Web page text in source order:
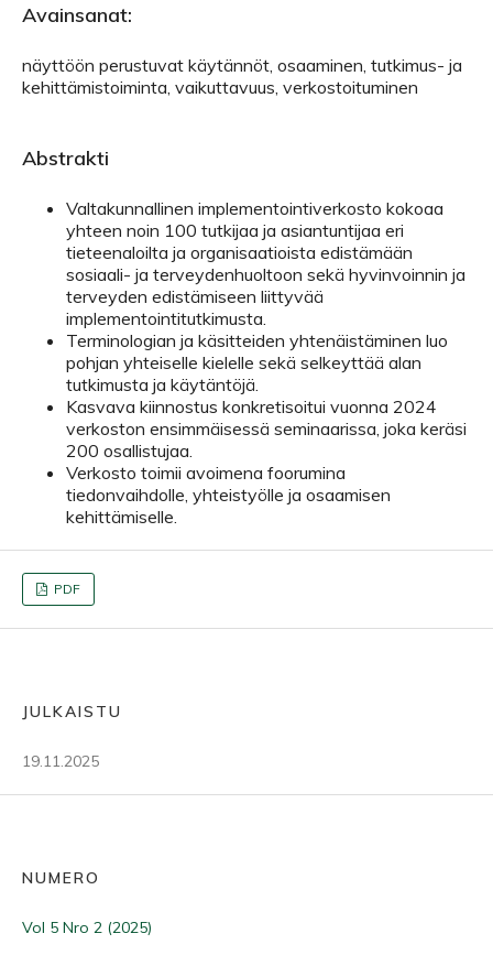
Avainsanat:
näyttöön perustuvat käytännöt, osaaminen, tutkimus- ja
kehittämistoiminta, vaikuttavuus, verkostoituminen
Abstrakti
Valtakunnallinen implementointiverkosto kokoaa
yhteen noin 100 tutkijaa ja asiantuntijaa eri
tieteenaloilta ja organisaatioista edistämään
sosiaali- ja terveydenhuoltoon sekä hyvinvoinnin ja
terveyden edistämiseen liittyvää
implementointitutkimusta.
Terminologian ja käsitteiden yhtenäistäminen luo
pohjan yhteiselle kielelle sekä selkeyttää alan
tutkimusta ja käytäntöjä.
Kasvava kiinnostus konkretisoitui vuonna 2024
verkoston ensimmäisessä seminaarissa, joka keräsi
200 osallistujaa.
Verkosto toimii avoimena foorumina
tiedonvaihdolle, yhteistyölle ja osaamisen
kehittämiselle.
PDF
JULKAISTU
19.11.2025
NUMERO
Vol 5 Nro 2 (2025)